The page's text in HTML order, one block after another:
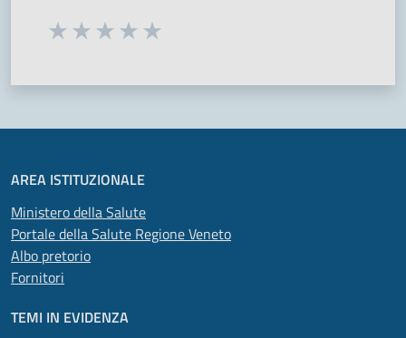
Seleziona una valutazione da 1 a 5 stelle
AREA ISTITUZIONALE
Ministero della Salute
Portale della Salute Regione Veneto
Albo pretorio
Fornitori
TEMI IN EVIDENZA